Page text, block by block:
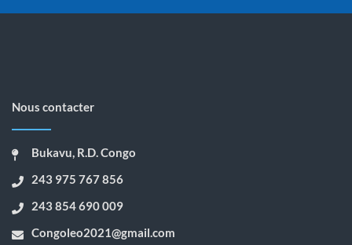
Nous contacter
Bukavu, R.D. Congo
243 975 767 856
243 854 690 009
Congoleo2021@gmail.com